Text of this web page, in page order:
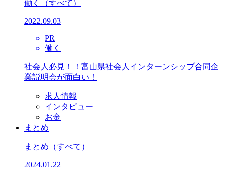
働く （すべて）
2022.09.03
PR
働く
社会人必見！！富山県社会人インターンシップ合同企
業説明会が面白い！
求人情報
インタビュー
お金
まとめ
まとめ （すべて）
2024.01.22